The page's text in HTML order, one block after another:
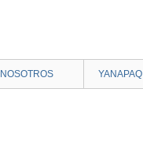
NOSOTROS YANAPAQ